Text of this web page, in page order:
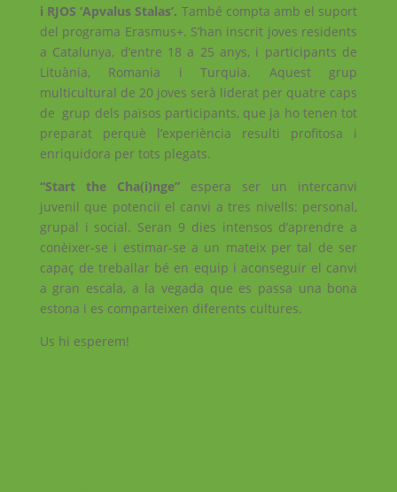
i RJOS ‘Apvalus Stalas’. També compta amb el suport
del programa Erasmus+. S’han inscrit joves residents
a Catalunya, d’entre 18 a 25 anys, i participants de
Lituània, Romania i Turquia. Aquest grup
multicultural de 20 joves serà liderat per quatre caps
de grup dels països participants, que ja ho tenen tot
preparat perquè l’experiència resulti profitosa i
enriquidora per tots plegats.
“Start the Cha(i)nge”espera ser un intercanvi
juvenil que potenciï el canvi a tres nivells: personal,
grupal i social. Seran 9 dies intensos d’aprendre a
conèixer-se i estimar-se a un mateix per tal de ser
capaç de treballar bé en equip i aconseguir el canvi
a gran escala, a la vegada que es passa una bona
estona i es comparteixen diferents cultures.
Us hi esperem!